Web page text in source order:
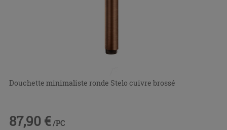
Douchette minimaliste ronde Stelo cuivre brossé
87,90 € /PC